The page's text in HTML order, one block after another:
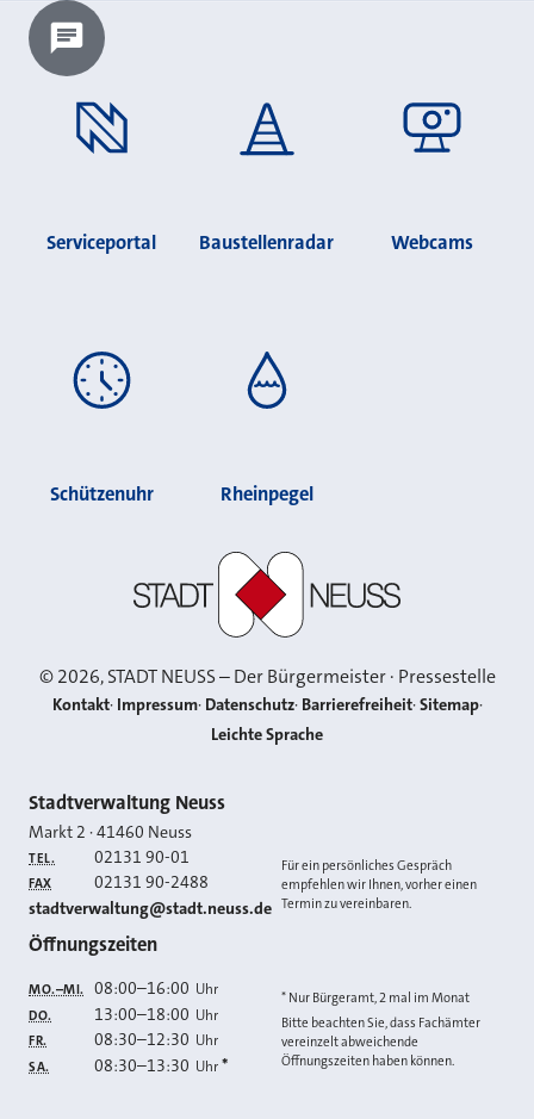
Chatbot laden?
Serviceportal Baustellenradar Webcams
Schützenuhr Rheinpegel
©2026, STADT NEUSS – Der Bürgermeister · Pressestelle
Kontakt Impressum Datenschutz Barrierefreiheit Sitemap
Leichte Sprache
Kontakt
Stadtverwaltung Neuss
Markt 2 ·41460 Neuss
TEL. 02131 90-01
FAX 02131 90-2488
E-MAIL
stadtverwaltung@stadt.neuss.de
Für ein persönliches Gespräch
empfehlen wir Ihnen, vorher einen
Termin zu vereinbaren.
Öffnungszeiten
MO.–MI. 08:00–16:00 Uhr
DO. 13:00–18:00 Uhr
FR. 08:30–12:30 Uhr
SA. 08:30–13:30 Uhr *
* Nur Bürgeramt, 2 mal im Monat
Bitte beachten Sie, dass Fachämter
vereinzelt abweichende
Öffnungszeiten haben können.